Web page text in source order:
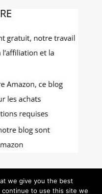
we give you the best
to use this site we